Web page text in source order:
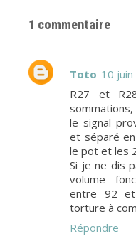
1 commentaire
Toto 10
R27 et
le signal
et séparé
le pot et les
Si je ne dis
volume
entre 92
torture à
Répondre